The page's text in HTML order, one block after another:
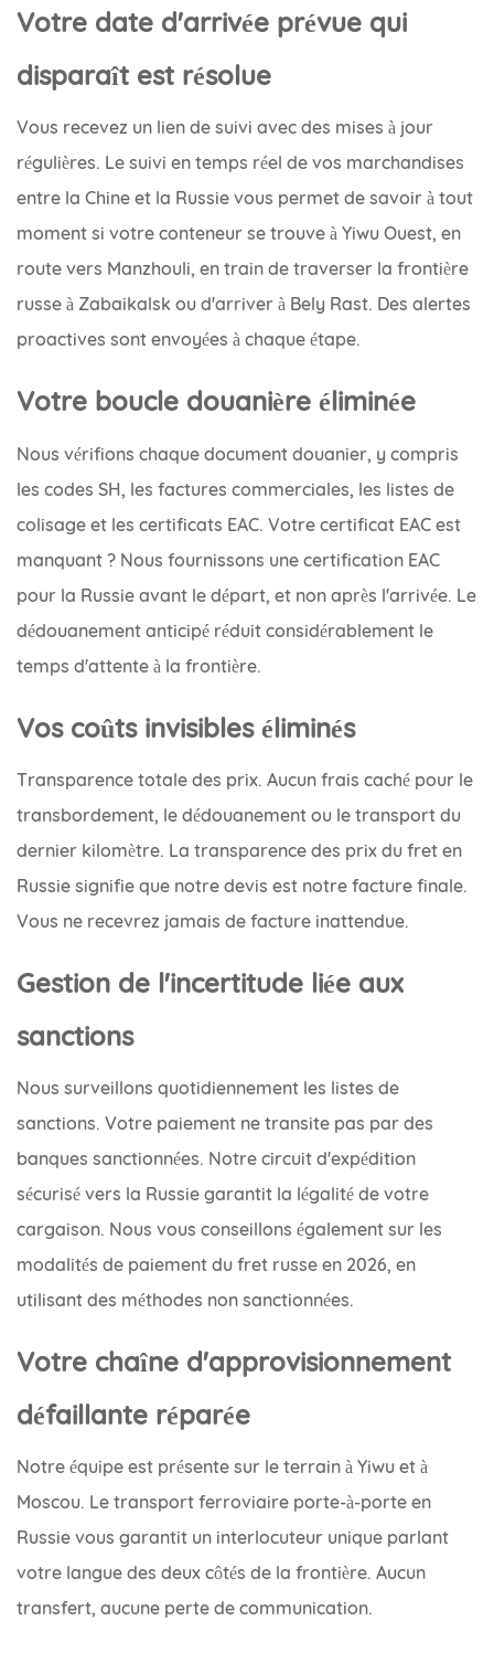
Votre date d'arrivée prévue qui
disparaît est résolue
Vous recevez un lien de suivi avec des mises à jour
régulières. Le suivi en temps réel de vos marchandises
entre la Chine et la Russie vous permet de savoir à tout
moment si votre conteneur se trouve à Yiwu Ouest, en
route vers Manzhouli, en train de traverser la frontière
russe à Zabaikalsk ou d'arriver à Bely Rast. Des alertes
proactives sont envoyées à chaque étape.
Votre boucle douanière éliminée
Nous vérifions chaque document douanier, y compris
les codes SH, les factures commerciales, les listes de
colisage et les certificats EAC. Votre certificat EAC est
manquant ? Nous fournissons une certification EAC
pour la Russie avant le départ, et non après l'arrivée. Le
dédouanement anticipé réduit considérablement le
temps d'attente à la frontière.
Vos coûts invisibles éliminés
Transparence totale des prix. Aucun frais caché pour le
transbordement, le dédouanement ou le transport du
dernier kilomètre. La transparence des prix du fret en
Russie signifie que notre devis est notre facture finale.
Vous ne recevrez jamais de facture inattendue.
Gestion de l'incertitude liée aux
sanctions
Nous surveillons quotidiennement les listes de
sanctions. Votre paiement ne transite pas par des
banques sanctionnées. Notre circuit d'expédition
sécurisé vers la Russie garantit la légalité de votre
cargaison. Nous vous conseillons également sur les
modalités de paiement du fret russe en 2026, en
utilisant des méthodes non sanctionnées.
Votre chaîne d'approvisionnement
défaillante réparée
Notre équipe est présente sur le terrain à Yiwu et à
Moscou. Le transport ferroviaire porte-à-porte en
Russie vous garantit un interlocuteur unique parlant
votre langue des deux côtés de la frontière. Aucun
transfert, aucune perte de communication.